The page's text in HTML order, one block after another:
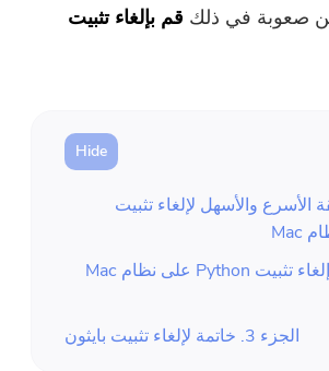
صعوبة في ذلك قم بإلغاء تثبيت
الأسرع والأسهل لإلغاء تثبيت
الجزء 2. كيفية إلغاء تثبيت Python على نظام Mac
الجزء 3. خاتمة لإلغاء تثبيت بايثون